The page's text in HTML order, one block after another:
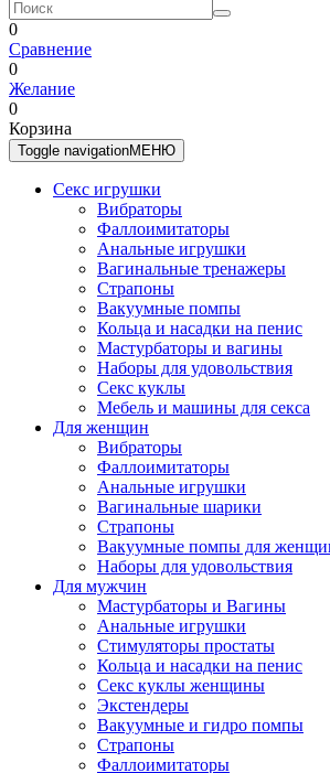
0
Сравнение
0
Желание
0
Корзина
Toggle navigationМЕНЮ
Секс игрушки
Вибраторы
Фаллоимитаторы
Анальные игрушки
Вагинальные тренажеры
Страпоны
Вакуумные помпы
Кольца и насадки на пенис
Мастурбаторы и вагины
Наборы для удовольствия
Секс куклы
Мебель и машины для секса
Для женщин
Вибраторы
Фаллоимитаторы
Анальные игрушки
Вагинальные шарики
Страпоны
Вакуумные помпы для
Наборы для удовольствия
Для мужчин
Мастурбаторы и Вагины
Анальные игрушки
Стимуляторы простаты
Кольца и насадки на пенис
Секс куклы женщины
Экстендеры
Вакуумные и гидро помпы
Страпоны
Фаллоимитаторы